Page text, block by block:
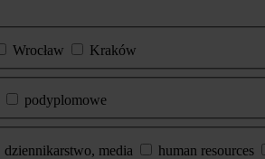
Wrocław
Kraków
podyplomowe
dziennikarstwo, media human resources